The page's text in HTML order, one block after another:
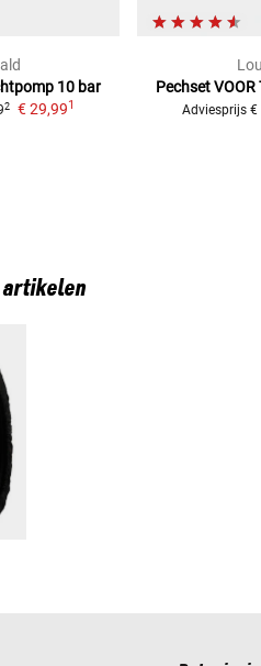
10 bar
2 € 29,991
Pechset VOOR
Adviesprijs €
artikelen